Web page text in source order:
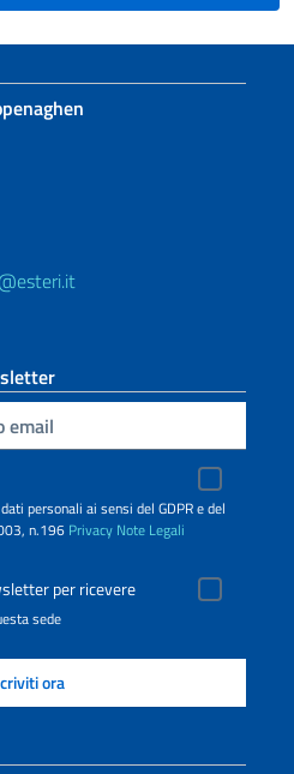
personali ai sensi del GDPR e del
n.196 Privacy Note Legali
per ricevere
sede